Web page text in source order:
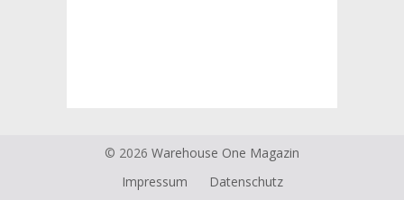
© 2026 Warehouse One Magazin
Impressum
Datenschutz